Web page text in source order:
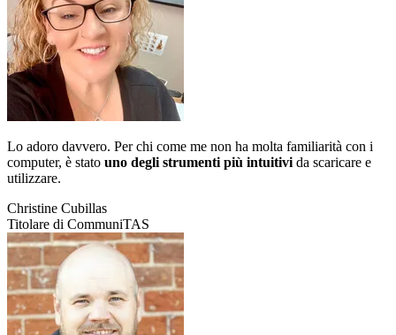
Lo adoro davvero. Per chi come me non ha molta familiarità con i
computer, è stato uno degli strumenti più intuitivi da scaricare e
utilizzare.
Christine Cubillas
Titolare di CommuniTAS